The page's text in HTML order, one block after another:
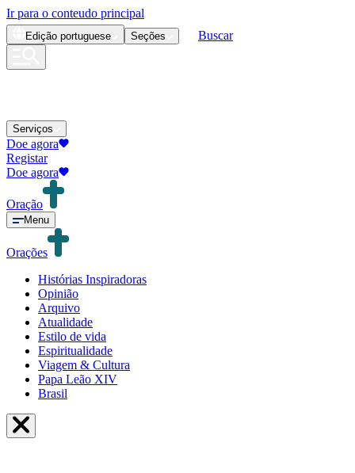
Ir para o conteudo principal
Edição portuguese Seções Buscar
Serviços
Doe agora
Registar
Doe agora
Oração
Menu
Orações
Histórias Inspiradoras
Opinião
Arquivo
Atualidade
Estilo de vida
Espiritualidade
Viagem & Cultura
Papa Leão XIV
Brasil